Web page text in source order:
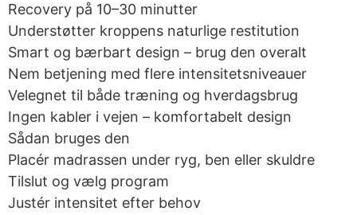
Recovery på 10–30 minutter
Understøtter kroppens naturlige restitution
Smart og bærbart design – brug den overalt
Nem betjening med flere intensitetsniveauer
Velegnet til både træning og hverdagsbrug
Ingen kabler i vejen – komfortabelt design
Sådan bruges den
Placér madrassen under ryg, ben eller skuldre
Tilslut og vælg program
Justér intensitet efter behov